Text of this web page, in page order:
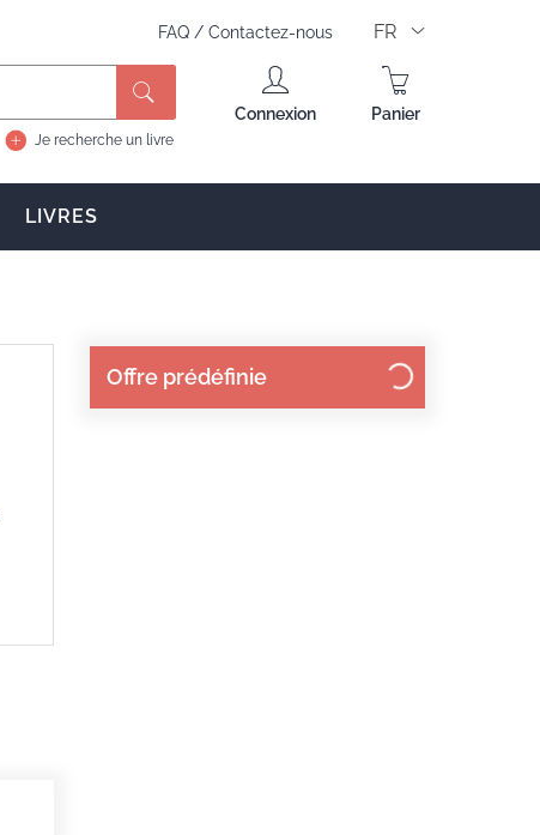
FAQ / Contactez-nous FR
Je recherche un livre
Connexion Panier
LIVRES
Offre prédéfinie